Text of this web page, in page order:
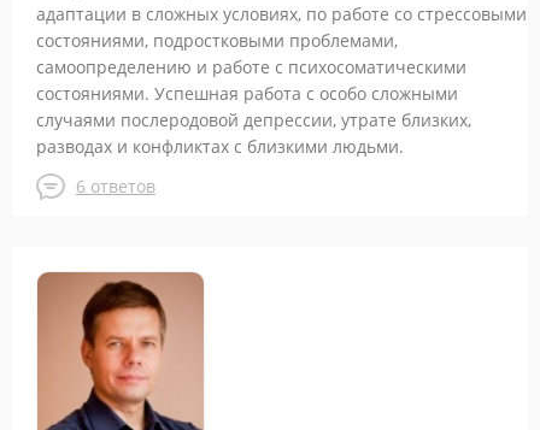
адаптации в сложных условиях, по работе со стрессовыми
состояниями, подростковыми проблемами,
самоопределению и работе с психосоматическими
состояниями. Успешная работа с особо сложными
случаями послеродовой депрессии, утрате близких,
разводах и конфликтах с близкими людьми.
6 ответов